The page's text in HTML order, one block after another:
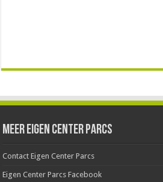
Meer Eigen Center Parcs
Contact Eigen Center Parcs
Eigen Center Parcs Facebook